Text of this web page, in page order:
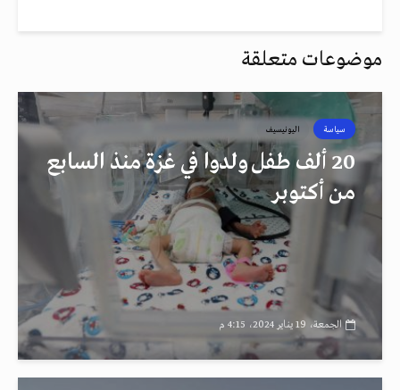
موضوعات متعلقة
سياسة اليونيسيف
20 ألف طفل ولدوا في غزة منذ السابع
من أكتوبر
الجمعة، 19 يناير 2024، 4:15 م